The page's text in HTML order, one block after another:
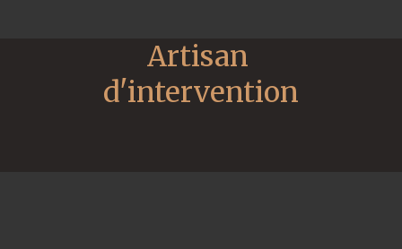
Artisan
d'intervention